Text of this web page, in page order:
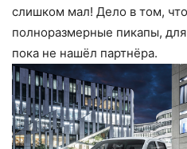
слишком мал! Дело в том,
полноразмерные пикапы,
пока не нашёл партнёра.